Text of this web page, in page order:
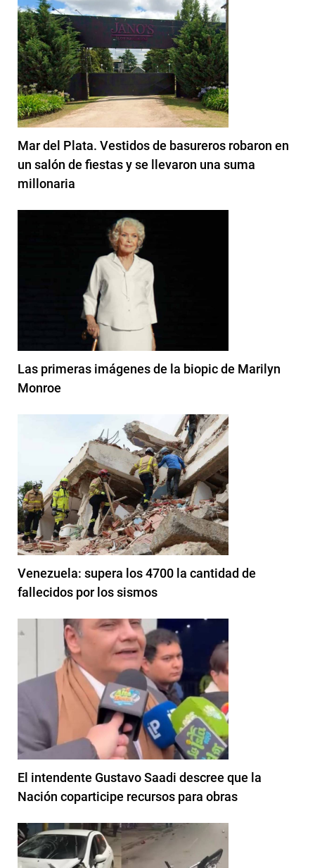
Mar del Plata. Vestidos de basureros robaron en
un salón de fiestas y se llevaron una suma
millonaria
Las primeras imágenes de la biopic de Marilyn
Monroe
Venezuela: supera los 4700 la cantidad de
fallecidos por los sismos
El intendente Gustavo Saadi descree que la
Nación coparticipe recursos para obras